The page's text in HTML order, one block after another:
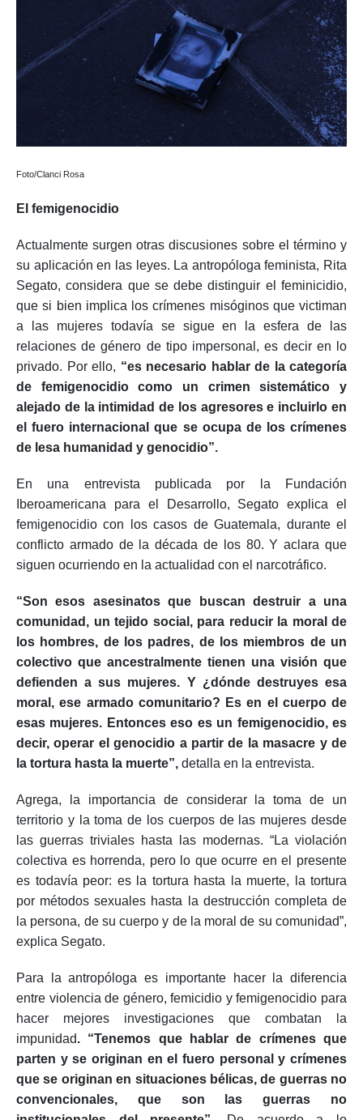
El femigenocidio
Actualmente surgen otras discusiones sobre el término y
su aplicación en las leyes. La antropóloga feminista, Rita
Segato, considera que se debe distinguir el feminicidio,
que si bien implica los crímenes misóginos que victiman
a las mujeres todavía se sigue en la esfera de las
relaciones de género de tipo impersonal, es decir en lo
privado. Por ello,
“es necesario hablar de la categoría
de femigenocidio como un crimen sistemático y
alejado de la intimidad de los agresores e incluirlo en
el fuero internacional que se ocupa de los crímenes
de lesa humanidad y genocidio”.
En una entrevista publicada por la Fundación
Iberoamericana para el Desarrollo, Segato explica el
femigenocidio con los casos de Guatemala, durante el
conflicto armado de la década de los 80. Y aclara que
siguen ocurriendo en la actualidad con el narcotráfico.
“Son esos asesinatos que buscan destruir a una
comunidad, un tejido social, para reducir la moral de
los hombres, de los padres, de los miembros de un
colectivo que ancestralmente tienen una visión que
defienden a sus mujeres. Y ¿dónde destruyes esa
moral, ese armado comunitario? Es en el cuerpo de
esas mujeres. Entonces eso es un femigenocidio, es
decir, operar el genocidio a partir de la masacre y de
la tortura hasta la muerte”,
Agrega, la importancia de considerar la toma de un
territorio y la toma de los cuerpos de las mujeres desde
las guerras triviales hasta las modernas. “La violación
colectiva es horrenda, pero lo que ocurre en el presente
es todavía peor: es la tortura hasta la muerte, la tortura
por métodos sexuales hasta la destrucción completa de
la persona, de su cuerpo y de la moral de su comunidad”,
explica Segato.
Para la antropóloga es importante hacer la diferencia
entre violencia de género, femicidio y femigenocidio para
hacer mejores investigaciones que combatan la
impunidad
. “Tenemos que hablar de crímenes que
parten y se originan en el fuero personal y crímenes
que se originan en situaciones bélicas, de guerras no
convencionales, que son las guerras no